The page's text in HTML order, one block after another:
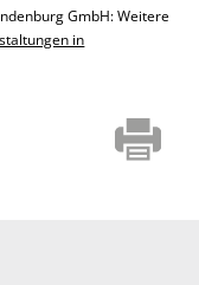
GmbH: Weitere
in